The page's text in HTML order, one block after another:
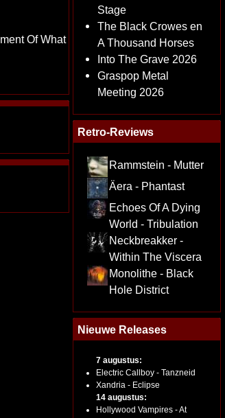
Of What
Stage
The Black Crowes en
A Thousand Horses
Into The Grave 2026
Graspop Metal
Meeting 2026
Retro-Reviews
Rammstein - Mutter
Äera - Phantast
Echoes Of A Dying
World - Tribulation
Neckbreakker -
Within The Viscera
Monolithe - Black
Hole District
Nieuwe Releases
7 augustus:
Electric Callboy - Tanzneid
Xandria - Eclipse
14 augustus:
Hollywood Vampires - At